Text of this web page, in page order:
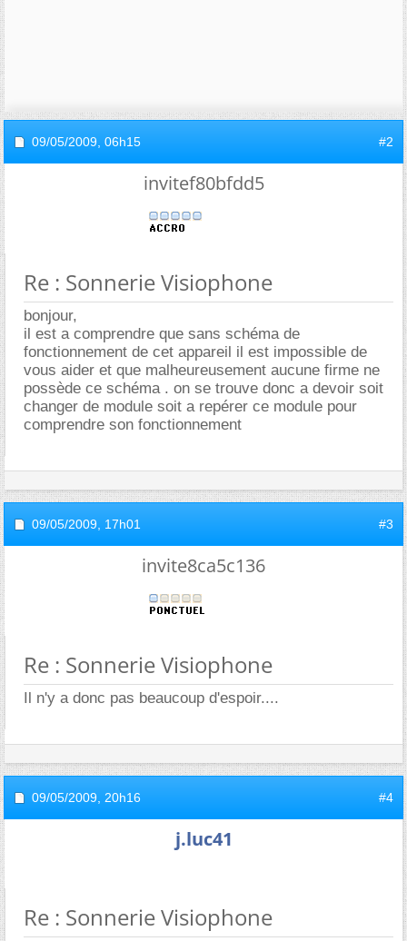
09/05/2009, 06h15 #2
invitef80bfdd5
Re : Sonnerie Visiophone
bonjour,
il est a comprendre que sans schéma de
fonctionnement de cet appareil il est impossible de
vous aider et que malheureusement aucune firme ne
possède ce schéma . on se trouve donc a devoir soit
changer de module soit a repérer ce module pour
comprendre son fonctionnement
09/05/2009, 17h01 #3
invite8ca5c136
Re : Sonnerie Visiophone
Il n'y a donc pas beaucoup d'espoir....
09/05/2009, 20h16 #4
j.luc41
Re : Sonnerie Visiophone